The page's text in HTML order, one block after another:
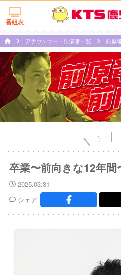
番組表
アナウンサー・出演者一覧 前原
卒業〜前向きな12年間
2025.03.31
シェア